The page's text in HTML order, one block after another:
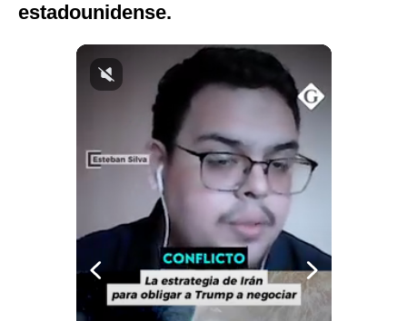
Gestión TV
Condiciones
estadounidense.